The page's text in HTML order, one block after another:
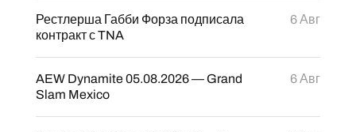
Рестлерша Габби Форза подписала
контракт с TNA
6 Авг
AEW Dynamite 05.08.2026 — Grand
Slam Mexico
6 Авг